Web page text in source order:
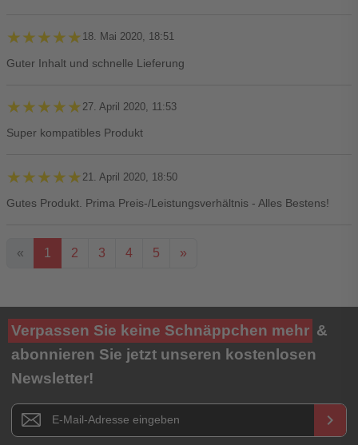
★★★★★
★★★★★ 18. Mai 2020, 18:51
Guter Inhalt und schnelle Lieferung
★★★★★
★★★★★ 27. April 2020, 11:53
Super kompatibles Produkt
★★★★★
★★★★★ 21. April 2020, 18:50
Gutes Produkt. Prima Preis-/Leistungsverhältnis - Alles Bestens!
« 1 2 3 4 5 »
Ihre Bewertung**
★★★★★
Titel**
E-Mail-Adresse
Verpassen Sie keine Schnäppchen mehr &
abonnieren Sie jetzt unseren kostenlosen
Newsletter!
Newsletter E-Mail Adresse keyboard_arrow_right